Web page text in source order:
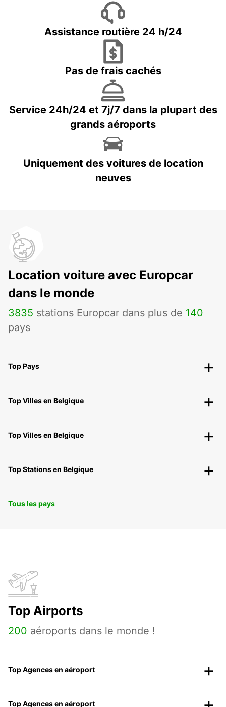
Assistance routière 24 h/24
Pas de frais cachés
Service 24h/24 et 7j/7 dans la plupart des
grands aéroports
Uniquement des voitures de location
neuves
Location voiture avec Europcar
dans le monde
3835 stations Europcar dans plus de 140
pays
Top Pays
Top Villes en Belgique
Top Villes en Belgique
Top Stations en Belgique
Tous les pays
Top Airports
200 aéroports dans le monde !
Top Agences en aéroport
Top Agences en aéroport